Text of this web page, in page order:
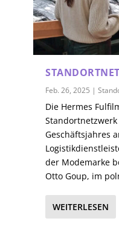
Feb. 26, 2025 |
Die Hermes
Geschäftsjahres
der Modemarke
Otto Goup, im
WEITERLESEN